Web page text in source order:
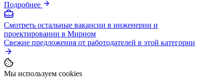
Подробнее
Смотреть остальные вакансии в инженерии и
проектировании в Мирном
Свежие предложения от работодателей в этой категории
Мы используем cookies